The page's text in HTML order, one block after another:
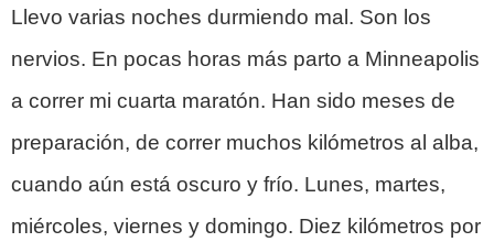
Llevo varias noches durmiendo mal. Son los
nervios. En pocas horas más parto a Minneapolis
a correr mi cuarta maratón. Han sido meses de
preparación, de correr muchos kilómetros al alba,
cuando aún está oscuro y frío. Lunes, martes,
miércoles, viernes y domingo. Diez kilómetros por